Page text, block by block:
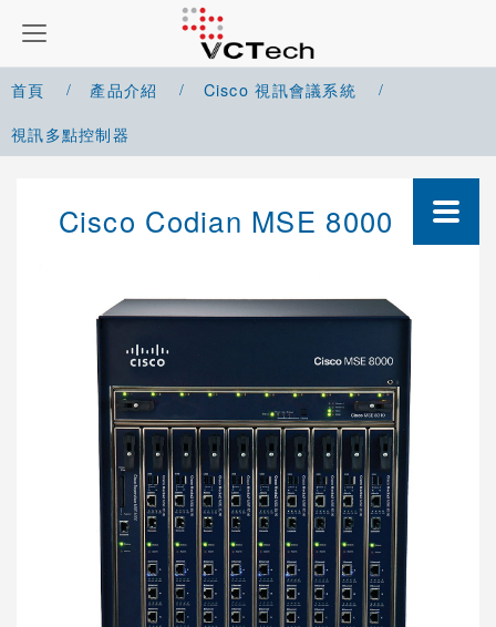
首頁 產品介紹
Cisco 視訊會議系統
視訊多點控制器
Microsoft Teams 解決方案
Zoom 解決方案
Cisco Webex 解決方案
Yealink 視訊會議系統
Cisco 視訊會議系統
整合型系統(Codec)
網路架構系統
視訊會議軟體
網真 Telepresence
Cisco Codian MSE 8000